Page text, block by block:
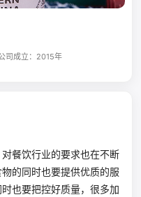
司成立：2015年
餐饮行业的要求也在不断
的同时也要提供优质的服
也要把控好质量，很多加